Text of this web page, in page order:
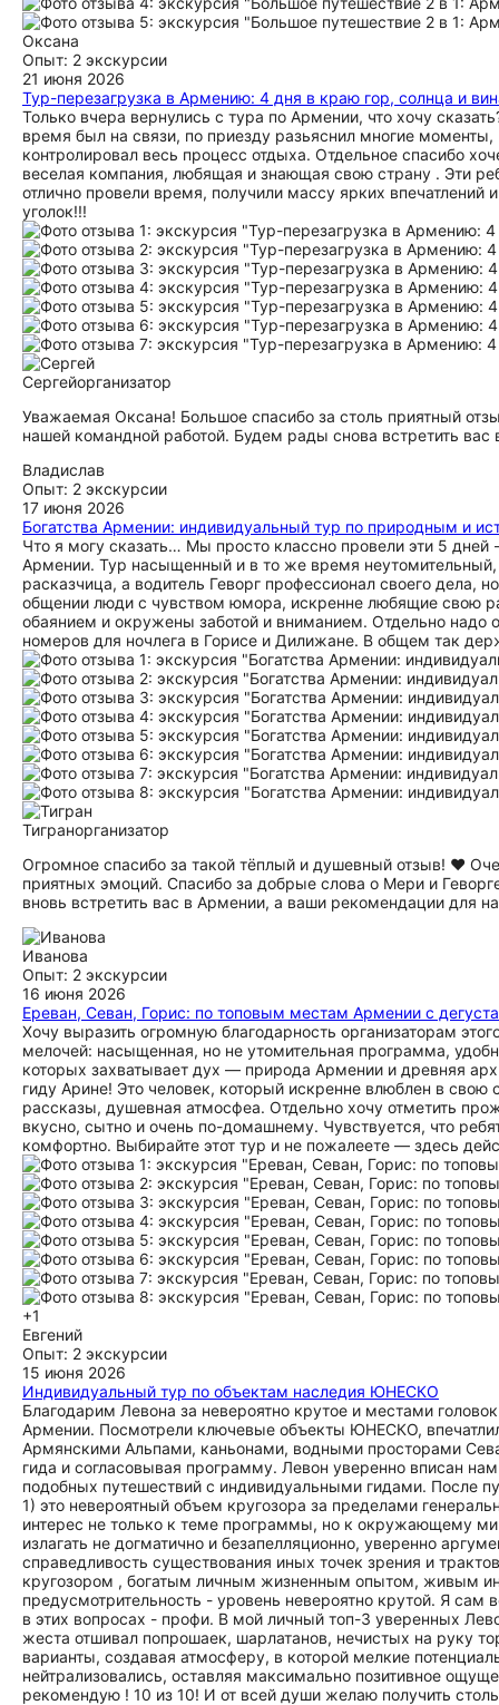
Оксана
Опыт: 2 экскурсии
21 июня 2026
Тур-перезагрузка в Армению: 4 дня в краю гор, солнца и
Только вчера вернулись с тура по Армении, что хочу
время был на связи, по приезду разьяснил многие
контролировал весь процесс отдыха. Отдельное спасибо
веселая компания, любящая и знающая свою страну . Эти
отлично провели время, получили массу ярких
уголок!!!
Сергейорганизатор
Уважаемая Оксана! Большое спасибо за столь приятный
нашей командной работой. Будем рады снова встретить
Владислав
Опыт: 2 экскурсии
17 июня 2026
Богатства Армении: индивидуальный тур по природным и
Что я могу сказать… Мы просто классно провели эти 5
Армении. Тур насыщенный и в то же время
расказчица, а водитель Геворг профессионал своего
общении люди с чувством юмора, искренне любящие свою
обаянием и окружены заботой и вниманием. Отдельно надо
номеров для ночлега в Горисе и Дилижане. В общем так
Тигранорганизатор
Огромное спасибо за такой тёплый и душевный отзыв! ❤️
приятных эмоций. Спасибо за добрые слова о Мери и
вновь встретить вас в Армении, а ваши рекомендации для
Иванова
Опыт: 2 экскурсии
16 июня 2026
Ереван, Севан, Горис: по топовым местам Армении с
Хочу выразить огромную благодарность организаторам
мелочей: насыщенная, но не утомительная программа,
которых захватывает дух — природа Армении и древняя
гиду Арине! Это человек, который искренне влюблен в
рассказы, душевная атмосфеа. Отдельно хочу отметить
вкусно, сытно и очень по-домашнему. Чувствуется, что
комфортно. Выбирайте этот тур и не пожалеете — здесь
+1
Евгений
Опыт: 2 экскурсии
15 июня 2026
Индивидуальный тур по объектам наследия ЮНЕСКО
Благодарим Левона за невероятно крутое и местами
Армении. Посмотрели ключевые объекты ЮНЕСКО,
Армянскими Альпами, каньонами, водными просторами
гида и согласовывая программу. Левон уверенно вписан
подобных путешествий с индивидуальными гидами. После
1) это невероятный объем кругозора за пределами
интерес не только к теме программы, но к окружающему
излагать не догматично и безапелляционно, уверенно
справедливость существования иных точек зрения и
кругозором , богатым личным жизненным опытом, живым
предусмотрительность - уровень невероятно крутой. Я сам
в этих вопросах - профи. В мой личный топ-3 уверенных
жеста отшивал попрошаек, шарлатанов, нечистых на руку
варианты, создавая атмосферу, в которой мелкие
нейтрализовались, оставляя максимально позитивное
рекомендую ! 10 из 10! И от всей души желаю получить